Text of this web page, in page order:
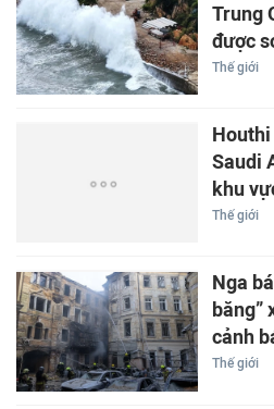
Trung
được
Thế giới
Houthi
Saudi
khu
Thế giới
Nga
băng”
cảnh
Thế giới